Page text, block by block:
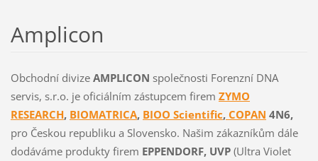
Amplicon
Obchodní divize AMPLICON společnosti Forenzní DNA
servis, s.r.o. je oficiálním zástupcem firem ZYMO
RESEARCH, BIOMATRICA, BIOO Scientific, COPAN 4N6,
pro Českou republiku a Slovensko. Našim zákazníkům dále
dodáváme produkty firem EPPENDORF, UVP(Ultra Violet